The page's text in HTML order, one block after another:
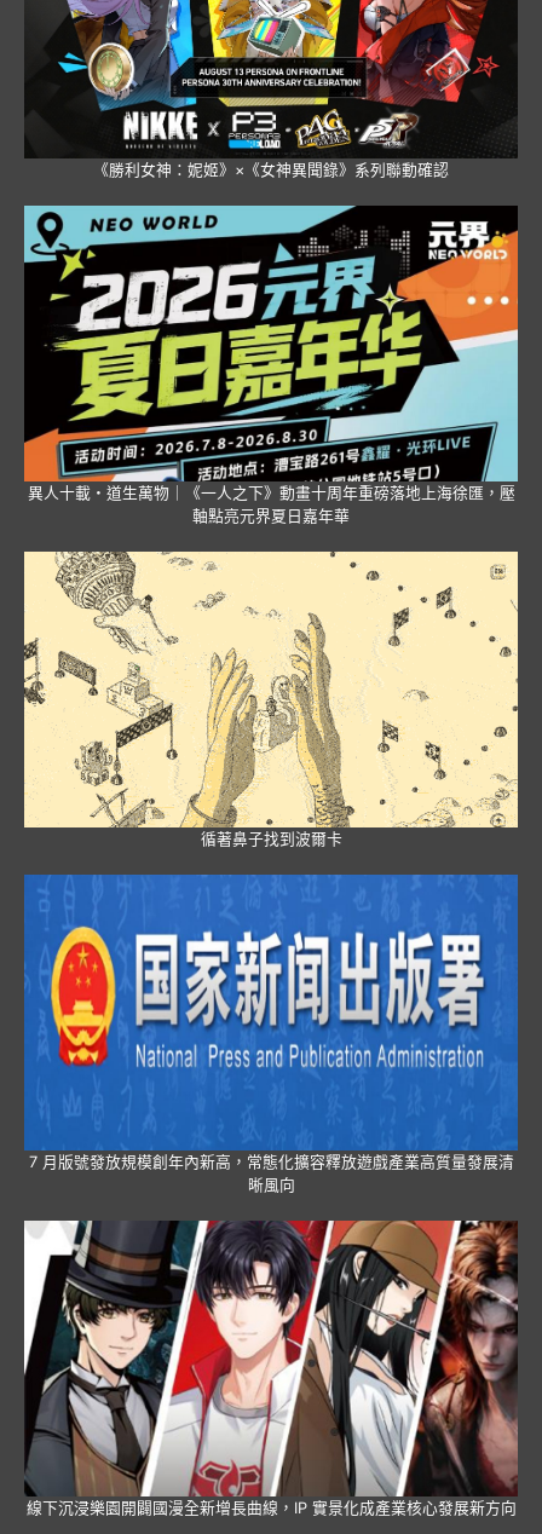
《勝利女神：妮姬》×《女神異聞錄》系列聯動確認
異人十載・道生萬物｜《一人之下》動畫十周年重磅落地上海徐匯，壓
軸點亮元界夏日嘉年華
循著鼻子找到波爾卡
7 月版號發放規模創年內新高，常態化擴容釋放遊戲產業高質量發展清
晰風向
線下沉浸樂園開闢國漫全新增長曲線，IP 實景化成產業核心發展新方向